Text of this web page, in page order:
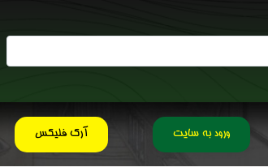
ورود به سایت آرک فلیکس